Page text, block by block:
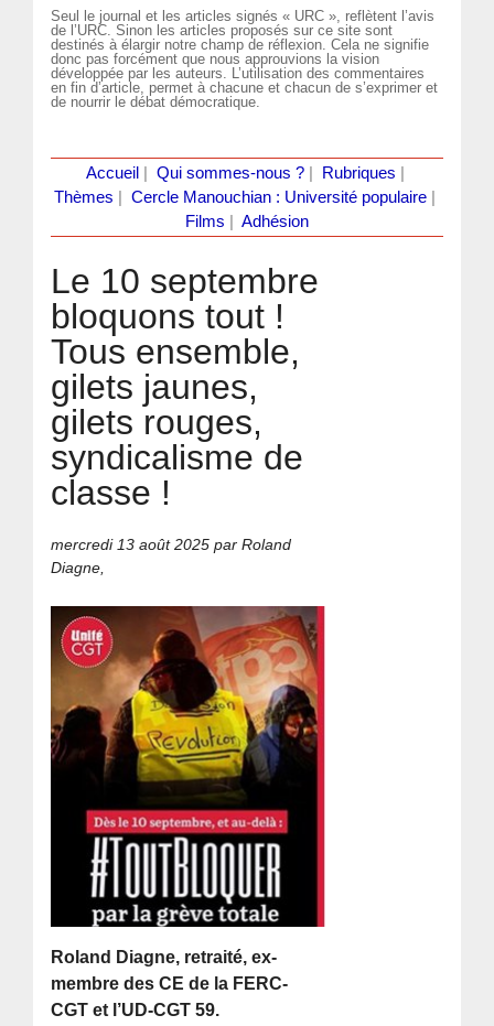
Seul le journal et les articles signés « URC », reflètent l’avis
de l’URC. Sinon les articles proposés sur ce site sont
destinés à élargir notre champ de réflexion. Cela ne signifie
donc pas forcément que nous approuvions la vision
développée par les auteurs. L’utilisation des commentaires
en fin d’article, permet à chacune et chacun de s’exprimer et
de nourrir le débat démocratique.
Accueil Qui sommes-nous ?| Rubriques
Thèmes
Cercle Manouchian : Université populaire
Films
Adhésion
Le 10 septembre
bloquons tout !
Tous ensemble,
gilets jaunes,
gilets rouges,
syndicalisme de
classe !
mercredi 13 août 2025 par Roland
Diagne,
Roland Diagne, retraité, ex-
membre des CE de la FERC-
CGT et l’UD-CGT 59.